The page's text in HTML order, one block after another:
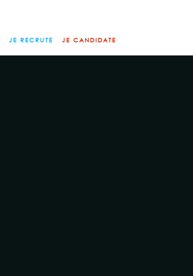
JE RECRUTE JE CANDIDATE